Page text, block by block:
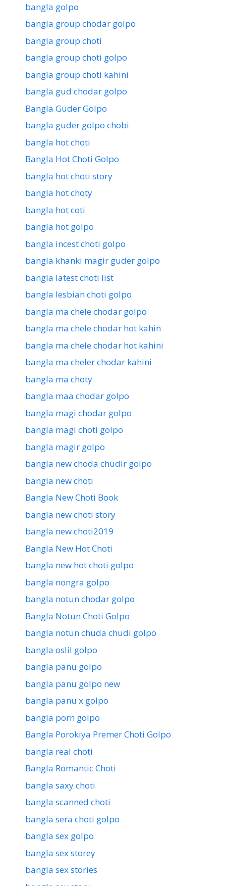
bangla golpo
bangla group chodar golpo
bangla group choti
bangla group choti golpo
bangla group choti kahini
bangla gud chodar golpo
Bangla Guder Golpo
bangla guder golpo chobi
bangla hot choti
Bangla Hot Choti Golpo
bangla hot choti story
bangla hot choty
bangla hot coti
bangla hot golpo
bangla incest choti golpo
bangla khanki magir guder golpo
bangla latest choti list
bangla lesbian choti golpo
bangla ma chele chodar golpo
bangla ma chele chodar hot kahin
bangla ma chele chodar hot kahini
bangla ma cheler chodar kahini
bangla ma choty
bangla maa chodar golpo
bangla magi chodar golpo
bangla magi choti golpo
bangla magir golpo
bangla new choda chudir golpo
bangla new choti
Bangla New Choti Book
bangla new choti story
bangla new choti2019
Bangla New Hot Choti
bangla new hot choti golpo
bangla nongra golpo
bangla notun chodar golpo
Bangla Notun Choti Golpo
bangla notun chuda chudi golpo
bangla oslil golpo
bangla panu golpo
bangla panu golpo new
bangla panu x golpo
bangla porn golpo
Bangla Porokiya Premer Choti Golpo
bangla real choti
Bangla Romantic Choti
bangla saxy choti
bangla scanned choti
bangla sera choti golpo
bangla sex golpo
bangla sex storey
bangla sex stories